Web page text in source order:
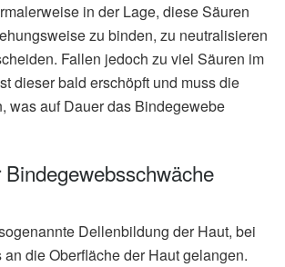
in der Lage, diese Säuren
zu binden, zu neutralisieren
Fallen jedoch zu viel Säuren im
dieser bald erschöpft und muss die
was auf Dauer das Bindegewebe
Dellenbildung der Haut, bei
die Oberfläche der Haut gelangen.